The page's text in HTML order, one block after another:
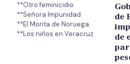
**Otro feminicidio
**Señora Impunidad
**El Morita de Noruega
de
de